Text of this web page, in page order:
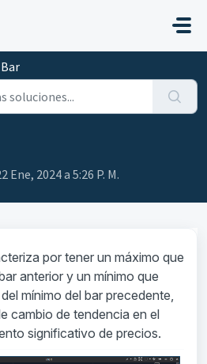
2024 a 5:26 P. M.
por tener un máximo que
anterior y un mínimo que
mínimo del bar precedente,
cambio de tendencia en el
significativo de precios.